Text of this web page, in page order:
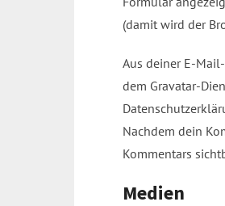
(damit wird der
Aus deiner E-
dem Gravatar-
Nachdem dein
Kommentars
Medien